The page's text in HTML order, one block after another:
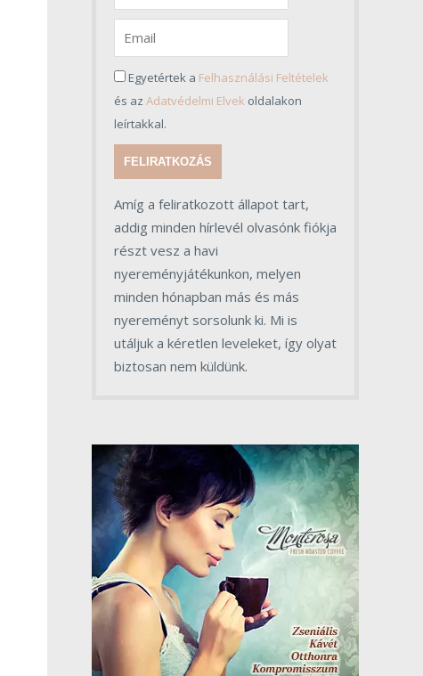
Egyetértek a Felhasználási Feltételek
és az Adatvédelmi Elvek oldalakon
leírtakkal.
FELIRATKOZÁS
Amíg a feliratkozott állapot tart,
addig minden hírlevél olvasónk fiókja
részt vesz a havi
nyereményjátékunkon, melyen
minden hónapban más és más
nyereményt sorsolunk ki. Mi is
utáljuk a kéretlen leveleket, így olyat
biztosan nem küldünk.